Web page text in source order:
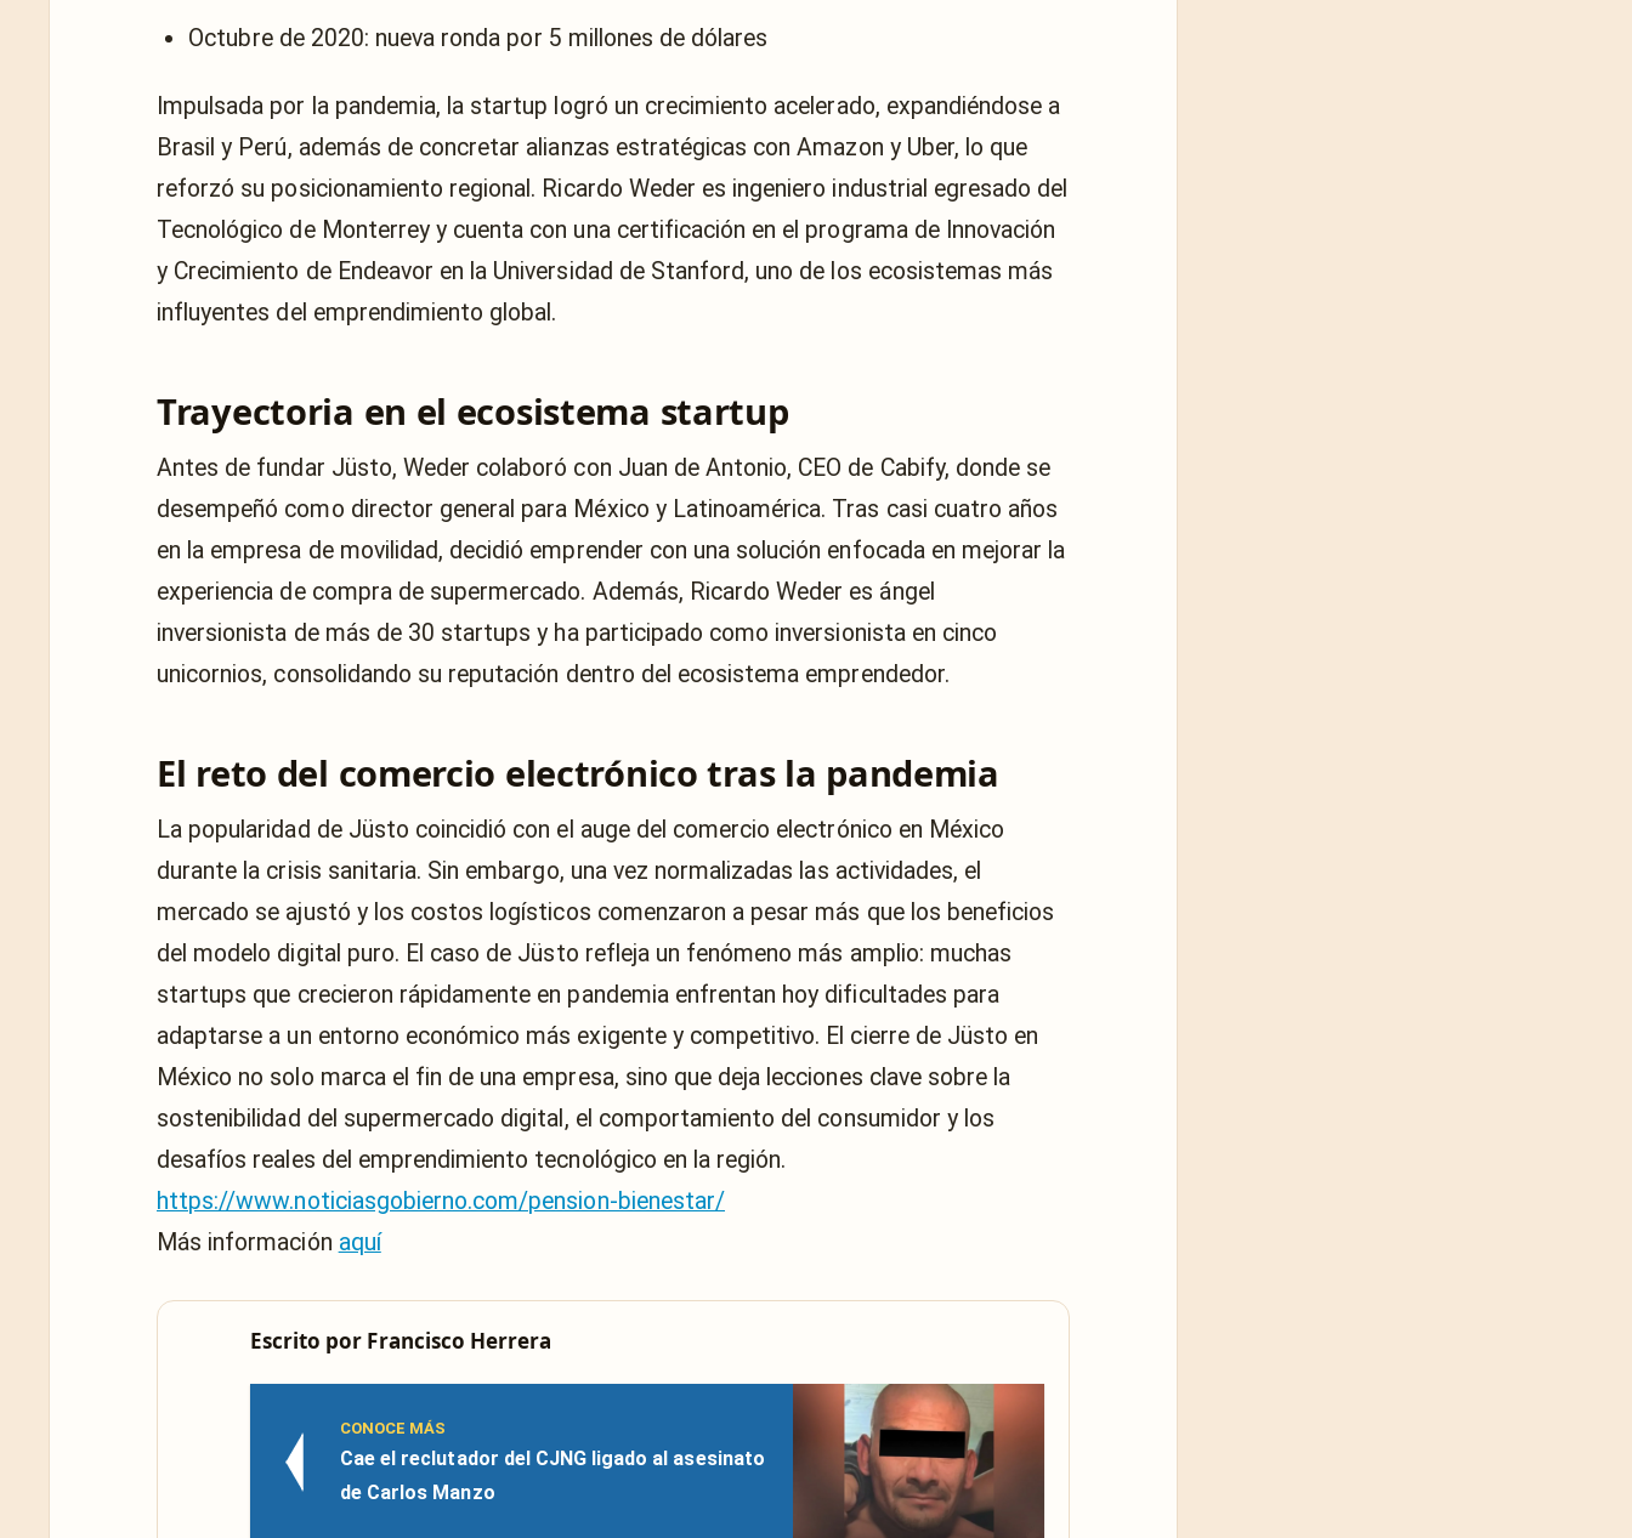
Octubre de 2020: nueva ronda por 5 millones de dólares
Impulsada por la pandemia, la startup logró un crecimiento acelerado, expandiéndose a
Brasil y Perú, además de concretar alianzas estratégicas con Amazon y Uber, lo que
reforzó su posicionamiento regional. Ricardo Weder es ingeniero industrial egresado del
Tecnológico de Monterrey y cuenta con una certificación en el programa de Innovación
y Crecimiento de Endeavor en la Universidad de Stanford, uno de los ecosistemas más
influyentes del emprendimiento global.
Trayectoria en el ecosistema startup
Antes de fundar Jüsto, Weder colaboró con Juan de Antonio, CEO de Cabify, donde se
desempeñó como director general para México y Latinoamérica. Tras casi cuatro años
en la empresa de movilidad, decidió emprender con una solución enfocada en mejorar la
experiencia de compra de supermercado. Además, Ricardo Weder es ángel
inversionista de más de 30 startups y ha participado como inversionista en cinco
unicornios, consolidando su reputación dentro del ecosistema emprendedor.
El reto del comercio electrónico tras la pandemia
La popularidad de Jüsto coincidió con el auge del comercio electrónico en México
durante la crisis sanitaria. Sin embargo, una vez normalizadas las actividades, el
mercado se ajustó y los costos logísticos comenzaron a pesar más que los beneficios
del modelo digital puro. El caso de Jüsto refleja un fenómeno más amplio: muchas
startups que crecieron rápidamente en pandemia enfrentan hoy dificultades para
adaptarse a un entorno económico más exigente y competitivo. El cierre de Jüsto en
México no solo marca el fin de una empresa, sino que deja lecciones clave sobre la
sostenibilidad del supermercado digital, el comportamiento del consumidor y los
desafíos reales del emprendimiento tecnológico en la región.
https://www.noticiasgobierno.com/pension-bienestar/
Más información aquí
Escrito por Francisco Herrera
CONOCE MÁS
Cae el reclutador del CJNG ligado al asesinato
de Carlos Manzo